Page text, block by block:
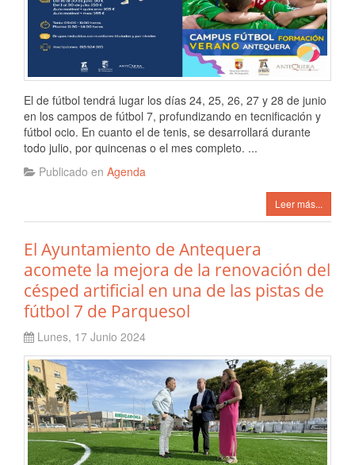
El de fútbol tendrá lugar los días 24, 25, 26, 27 y 28 de junio
en los campos de fútbol 7, profundizando en tecnificación y
fútbol ocio. En cuanto el de tenis, se desarrollará durante
todo julio, por quincenas o el mes completo. ...
Publicado en Agenda
Leer más...
El Ayuntamiento de Antequera
acomete la mejora de la renovación del
césped artificial en una de las pistas de
fútbol 7 de Parquesol
Lunes, 17 Junio 2024